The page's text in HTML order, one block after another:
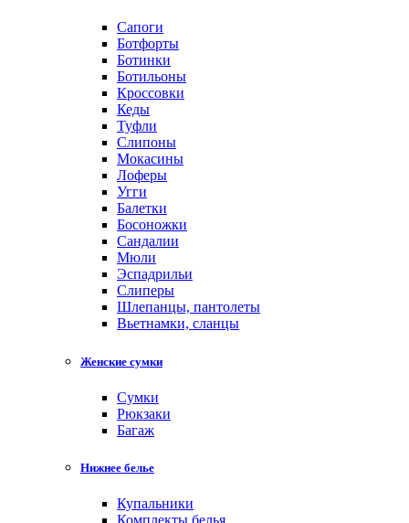
Сапоги
Ботфорты
Ботинки
Ботильоны
Кроссовки
Кеды
Туфли
Слипоны
Мокасины
Лоферы
Угги
Балетки
Босоножки
Сандалии
Мюли
Эспадрильи
Слиперы
Шлепанцы, пантолеты
Вьетнамки, сланцы
Женские сумки
Cумки
Рюкзаки
Багаж
Нижнее белье
Купальники
Комплекты белья